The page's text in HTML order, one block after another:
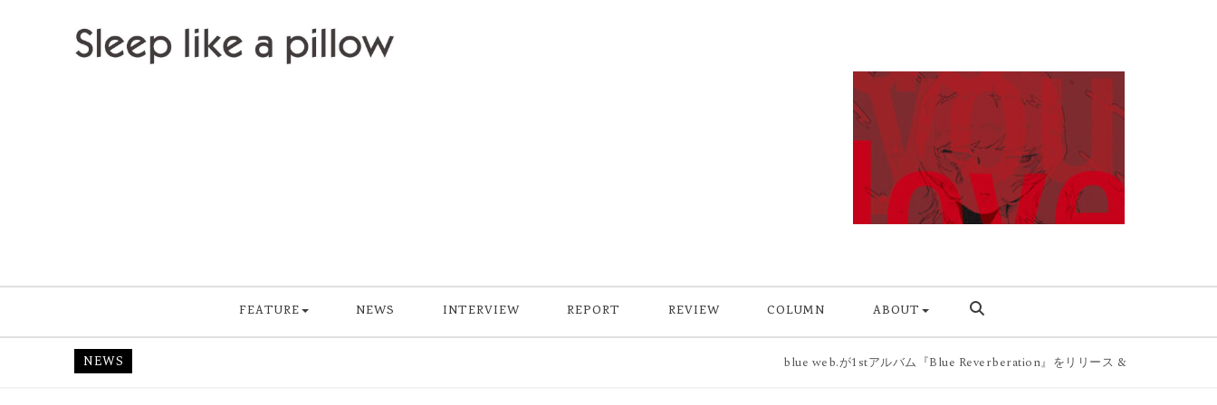
Skip to content
FEATURE NEWS INTERVIEW REPORT REVIEW COLUMN ABOUT
NEWS blue web.が1stアルバム『Blue Reverberation』をリリース & 幡ヶ谷 Forestlimit